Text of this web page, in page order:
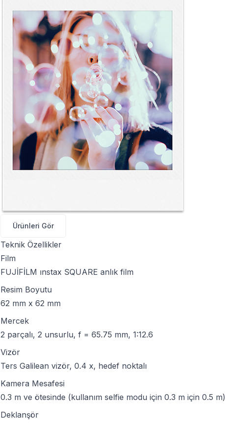
Ürünleri Gör
Teknik Özellikler
Film
FUJİFİLM ınstax SQUARE anlık film
Resim Boyutu
62 mm x 62 mm
Mercek
2 parçalı, 2 unsurlu, f = 65.75 mm, 1:12.6
Vizör
Ters Galilean vizör, 0.4 x, hedef noktalı
Kamera Mesafesi
0.3 m ve ötesinde (kullanım selfie modu için 0.3 m için 0.5 m)
Deklanşör